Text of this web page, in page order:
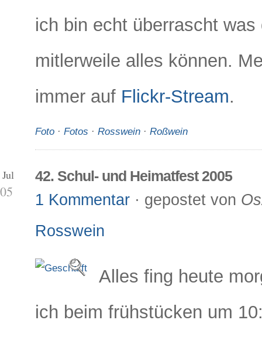
ich bin echt überrascht
mitlerweile alles können.
immer auf Flickr-Stream.
Foto · Fotos · Rosswein · Roßwein
42. Schul- und Heimatfest 2005
1 Kommentar · gepostet von
Rosswein
Alles fing heute
ich beim frühstücken um